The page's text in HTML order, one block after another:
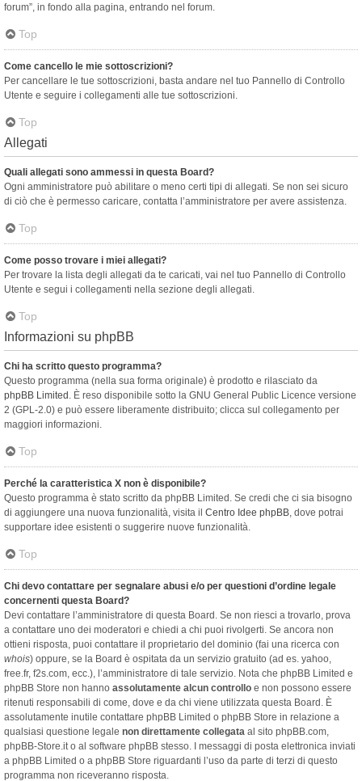
forum”, in fondo alla pagina, entrando nel forum.
Top
Come cancello le mie sottoscrizioni?
Per cancellare le tue sottoscrizioni, basta andare nel tuo Pannello di Controllo
Utente e seguire i collegamenti alle tue sottoscrizioni.
Top
Allegati
Quali allegati sono ammessi in questa Board?
Ogni amministratore può abilitare o meno certi tipi di allegati. Se non sei sicuro
di ciò che è permesso caricare, contatta l’amministratore per avere assistenza.
Top
Come posso trovare i miei allegati?
Per trovare la lista degli allegati da te caricati, vai nel tuo Pannello di Controllo
Utente e segui i collegamenti nella sezione degli allegati.
Top
Informazioni su phpBB
Chi ha scritto questo programma?
Questo programma (nella sua forma originale) è prodotto e rilasciato da
phpBB Limited . È reso disponibile sotto la GNU General Public Licence versione
2 (GPL-2.0) e può essere liberamente distribuito; clicca sul collegamento per
maggiori informazioni.
Top
Perché la caratteristica X non è disponibile?
Questo programma è stato scritto da phpBB Limited. Se credi che ci sia bisogno
di aggiungere una nuova funzionalità, visita il Centro Idee phpBB, dove potrai
supportare idee esistenti o suggerire nuove funzionalità.
Top
Chi devo contattare per segnalare abusi e/o per questioni d’ordine legale
concernenti questa Board?
Devi contattare l’amministratore di questa Board. Se non riesci a trovarlo, prova
a contattare uno dei moderatori e chiedi a chi puoi rivolgerti. Se ancora non
ottieni risposta, puoi contattare il proprietario del dominio (fai una ricerca con
whois) oppure, se la Board è ospitata da un servizio gratuito (ad es. yahoo,
free.fr, f2s.com, ecc.), l’amministratore di tale servizio. Nota che phpBB Limited e
phpBB Store non hanno assolutamente alcun controllo e non possono essere
ritenuti responsabili di come, dove e da chi viene utilizzata questa Board. È
assolutamente inutile contattare phpBB Limited o phpBB Store in relazione a
qualsiasi questione legale non direttamente collegata al sito phpBB.com,
phpBB-Store.it o al software phpBB stesso. I messaggi di posta elettronica inviati
a phpBB Limited o a phpBB Store riguardanti l’uso da parte di terzi di questo
programma non riceveranno risposta.